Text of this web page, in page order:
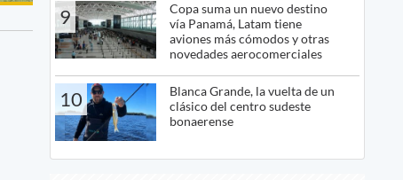
9
Copa suma un nuevo destino
vía Panamá, Latam tiene
aviones más cómodos y otras
novedades aerocomerciales
10
Blanca Grande, la vuelta de un
clásico del centro sudeste
bonaerense